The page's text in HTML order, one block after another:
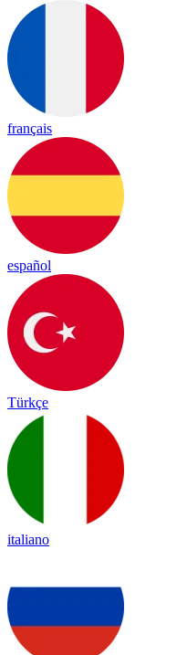
français
español
Türkçe
italiano